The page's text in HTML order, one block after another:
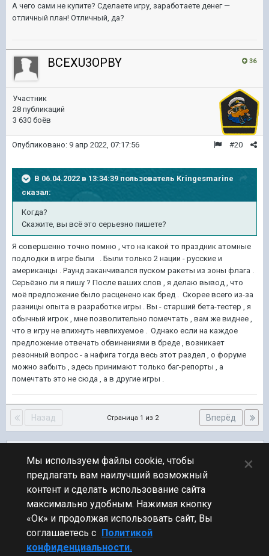
А чего сами не купите? Сделаете игру, заработаете денег —
отличный план! Отличный, да?
36
BCEXU3OPBY
Участник
28 публикаций
3 630 боёв
#20
Опубликовано: 9 апр 2022, 07:17:56
В 06.04.2022 в 13:34:39 пользователь Kringesmarine
сказал:
Когда?
Скажите, вы всё это серьезно пишете?
Я совершенно точно помню , что на какой то праздник атомные
подлодки в игре были . Были только 2 нации - русские и
американцы . Раунд заканчивался пуском ракеты из зоны флага .
Серьёзно ли я пишу ? После ваших слов , я делаю вывод , что
моё предложение было расценено как бред . Скорее всего из-за
разницы опыта в разработке игры . Вы - старший бета-тестер , я
обычный игрок , мне позволительно помечтать , вам же виднее ,
что в игру не впихнуть невпихуемое . Однако если на каждое
предложение отвечать обвинениями в бреде , возникает
резонный вопрос - а нафига тогда весь этот раздел , о форуме
можно забыть , эдесь принимают только баг-репорты , а
помечтать это не сюда , а в другие игры .
Назад Вперёд
Страница 1 из 2
ПЕРЕЙТИ К СПИСКУ ТЕМ
Предложения по игре
Стиль
Мы используем файлы cookie, чтобы
предлагать вам наилучший возможный
контент и сделать использование сайта
максимально удобным. Нажимая кнопку
«Ок» и продолжая использовать сайт, Вы
соглашаетесь с Политикой
конфиденциальности.
×